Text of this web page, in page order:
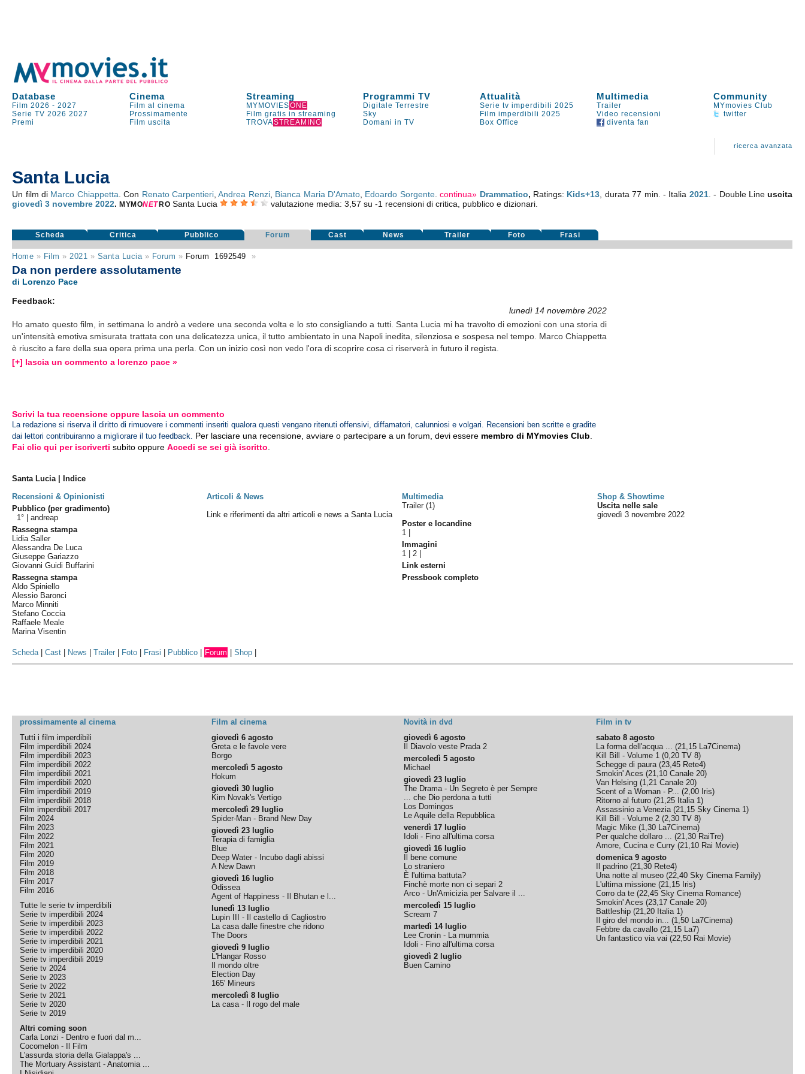
Database Cinema Streaming Programmi TV Attualità Multimedia Community
Film 2026 -2027 Film al cinema MYMOVIESONE Digitale Terrestre Serie tv imperdibili 2025 Trailer
MYmovies Club
Serie TV 2026 2027 Prossimamente Film gratis in streaming Sky Film imperdibili 2025 Video recensioni
twitter
Premi
Film uscita TROVASTREAMING Domani in TV Box Office diventa fan
ricerca avanzata
Santa Lucia
Un film di Marco Chiappetta . Con Renato Carpentieri,Andrea Renzi, Bianca Maria D'Amato, Edoardo Sorgente.continua» Drammatico, Ratings: Kids+13 , durata 77 min. - Italia 2021. - Double Lineuscita
giovedì 3 novembre 2022.MYMONET RO Santa Lucia valutazione media: 3,57 su -1 recensioni di critica, pubblico e dizionari.
Scheda Critica Pubblico Forum Cast News Trailer Foto Frasi
Home » Film » 2021 » Santa Lucia» Forum » Forum 1692549 »
Da non perdere assolutamente
di Lorenzo Pace
Feedback:
lunedì 14 novembre 2022
Ho amato questo film, in settimana lo andrò a vedere una seconda volta e lo sto consigliando a tutti. Santa Lucia mi ha travolto di emozioni con una storia di
un'intensità emotiva smisurata trattata con una delicatezza unica, il tutto ambientato in una Napoli inedita, silenziosa e sospesa nel tempo. Marco Chiappetta
è riuscito a fare della sua opera prima una perla. Con un inizio così non vedo l'ora di scoprire cosa ci riserverà in futuro il regista.
[+] lascia un commento a lorenzo pace »
Scrivi la tua recensione oppure lascia un commento
La redazione si riserva il diritto di rimuovere i commenti inseriti qualora questi vengano ritenuti offensivi, diffamatori, calunniosi e volgari. Recensioni ben scritte e gradite
dai lettori contribuiranno a migliorare il tuo feedback. Per lasciare una recensione, avviare o partecipare a un forum, devi essere membro di MYmovies Club
Fai clic qui per iscriverti subito oppureAccedi se sei già iscritto
Santa Lucia | Indice
Recensioni & Opinionisti
Articoli & News Multimedia
Shop & Showtime
Pubblico (per gradimento)
1° |andreap
Rassegna stampa
Lidia Saller
Alessandra De Luca
Giuseppe Gariazzo
Giovanni Guidi Buffarini
Rassegna stampa
Aldo Spiniello
Alessio Baronci
Marco Minniti
Stefano Coccia
Raffaele Meale
Marina Visentin
Link e riferimenti da altri articoli e news a Santa Lucia
Trailer (1)
Poster e locandine
1
Immagini
1 |2
Link esterni
Pressbook completo
Uscita nelle sale
giovedì 3 novembre 2022
Scheda|Cast News |Trailer Foto Frasi Pubblico Forum |Shop
prossimamente al cinema Film al cinema Novità in dvd
Film in tv
Tutti i film imperdibili
Film imperdibili 2024
Film imperdibili 2023
Film imperdibili 2022
Film imperdibili 2021
Film imperdibili 2020
Film imperdibili 2019
Film imperdibili 2018
Film imperdibili 2017
Film 2024
Film 2023
Film 2022
Film 2021
Film 2020
Film 2019
Film 2018
Film 2017
Film 2016
Tutte le serie tv imperdibili
Serie tv imperdibili 2024
Serie tv imperdibili 2023
Serie tv imperdibili 2022
Serie tv imperdibili 2021
Serie tv imperdibili 2020
Serie tv imperdibili 2019
Serie tv 2024
Serie tv 2023
Serie tv 2022
Serie tv 2021
Serie tv 2020
Serie tv 2019
Altri coming soon
Carla Lonzi - Dentro e fuori dal m...
Cocomelon - Il Film
L'assurda storia della Gialappa's ...
The Mortuary Assistant - Anatomia ...
giovedì 6 agosto
Greta e le favole vere
Borgo
mercoledì 5 agosto
Hokum
giovedì 30 luglio
Kim Novak's Vertigo
mercoledì 29 luglio
Spider-Man - Brand New Day
giovedì 23 luglio
Terapia di famiglia
Blue
Deep Water - Incubo dagli abissi
A New Dawn
giovedì 16 luglio
Odissea
Agent of Happiness - Il Bhutan e l...
lunedì 13 luglio
Lupin III - Il castello di Cagliostro
La casa dalle finestre che ridono
The Doors
giovedì 9 luglio
L'Hangar Rosso
Il mondo oltre
Election Day
165' Mineurs
mercoledì 8 luglio
La casa - Il rogo del male
giovedì 6 agosto
Il Diavolo veste Prada 2
mercoledì 5 agosto
Michael
giovedì 23 luglio
The Drama - Un Segreto è per Sempre
... che Dio perdona a tutti
Los Domingos
Le Aquile della Repubblica
venerdì 17 luglio
Idoli - Fino all'ultima corsa
giovedì 16 luglio
Il bene comune
Lo straniero
È l'ultima battuta?
Finchè morte non ci separi 2
Arco - Un'Amicizia per Salvare il ...
mercoledì 15 luglio
Scream 7
martedì 14 luglio
Lee Cronin - La mummia
Idoli - Fino all'ultima corsa
giovedì 2 luglio
Buen Camino
sabato 8 agosto
La forma dell'acqua ... (21,15 La7Cinema)
Kill Bill - Volume 1 (0,20 TV 8)
Schegge di paura(23,45 Rete4)
Smokin' Aces (21,10 Canale 20)
Van Helsing (1,21 Canale 20)
Scent of a Woman - P... (2,00 Iris)
Ritorno al futuro (21,25 Italia 1)
Assassinio a Venezia(21,15 Sky Cinema 1)
Kill Bill - Volume 2 (2,30 TV 8)
Magic Mike (1,30 La7Cinema)
Per qualche dollaro ... (21,30 RaiTre)
Amore, Cucina e Curry (21,10 Rai Movie)
domenica 9 agosto
Il padrino (21,30 Rete4)
Una notte al museo (22,40 Sky Cinema Family)
L'ultima missione (21,15 Iris)
Corro da te (22,45 Sky Cinema Romance)
Smokin' Aces (23,17 Canale 20)
Battleship (21,20 Italia 1)
Il giro del mondo in... (1,50 La7Cinema)
Febbre da cavallo (21,15 La7)
Un fantastico via vai (22,50 Rai Movie)